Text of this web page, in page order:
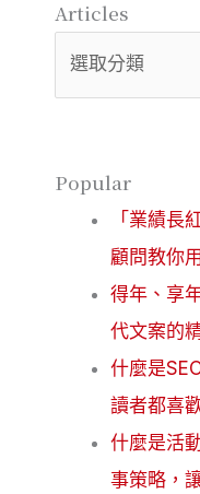
Articles
Popular
「業績長
顧問教你
得年、享
代文案的
什麼是
讀者都喜
什麼是活
事策略，